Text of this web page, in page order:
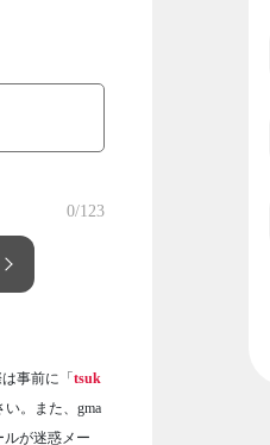
0/123
事前に「tsuk
。また、gma
ルが迷惑メー